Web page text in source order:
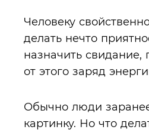
Человеку
делать нечто
назначить свидание,
от этого заряд
Обычно люди
картинку. Но что